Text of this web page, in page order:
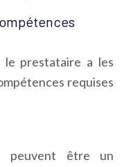
prestataire a les
requises
peuvent être un